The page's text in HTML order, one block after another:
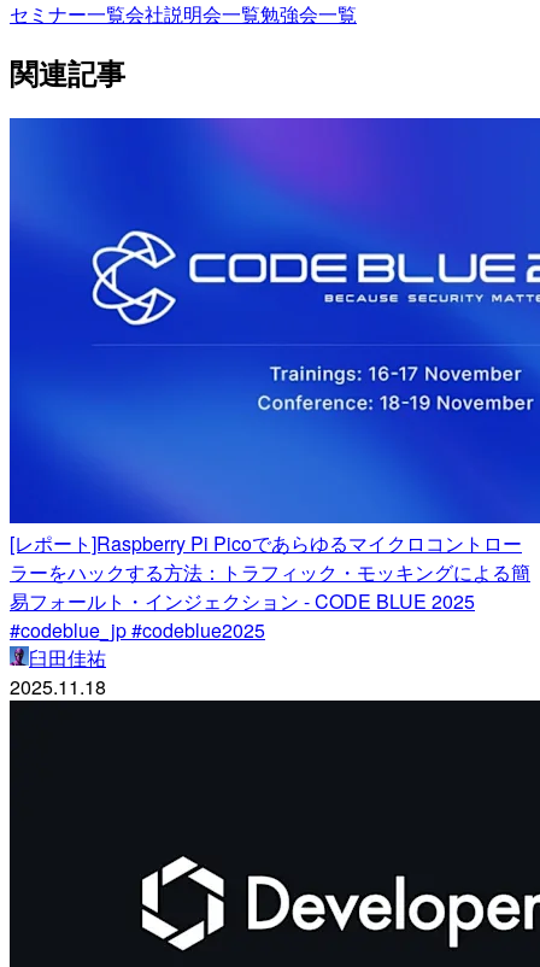
セミナー一覧会社説明会一覧勉強会一覧
関連記事
[レポート]Raspberry Pi Picoであらゆるマイクロコントロー
ラーをハックする方法：トラフィック・モッキングによる簡
易フォールト・インジェクション - CODE BLUE 2025
#codeblue_jp #codeblue2025
臼田佳祐
2025.11.18